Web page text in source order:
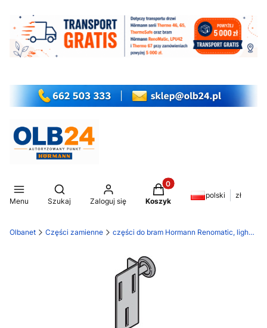
Menu
Otwórz wyszukiwarkę
Szukaj Zaloguj się
Produkty w koszyku: 0.
Koszyk
polski zł
Olbanet Części zamienne części do bram Hormann Renomatic, light EcoStar